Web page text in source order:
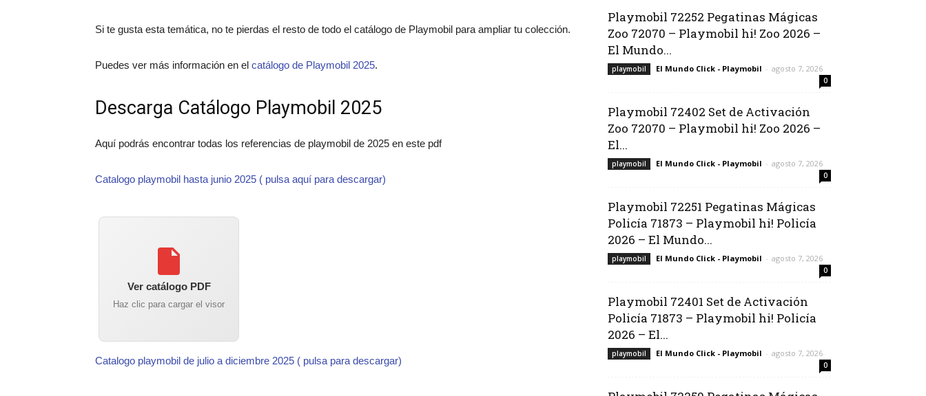
Si te gusta esta temática, no te pierdas el resto de todo el catálogo de Playmobil para ampliar tu colección.
Puedes ver más información en el catálogo de Playmobil 2025.
Descarga Catálogo Playmobil 2025
Aquí podrás encontrar todas los referencias de playmobil de 2025 en este pdf
Catalogo playmobil hasta junio 2025 ( pulsa aquí para descargar)
Ver catálogo PDF
Haz clic para cargar el visor
Catalogo playmobil de julio a diciembre 2025 ( pulsa para descargar)
Playmobil 72252 Pegatinas Mágicas
Zoo 72070 – Playmobil hi! Zoo 2026 –
El Mundo...
playmobil El Mundo Click - Playmobil - agosto 7, 2026
0
Playmobil 72402 Set de Activación
Zoo 72070 – Playmobil hi! Zoo 2026 –
El...
playmobil El Mundo Click - Playmobil - agosto 7, 2026
0
Playmobil 72251 Pegatinas Mágicas
Policía 71873 – Playmobil hi! Policía
2026 – El Mundo...
playmobil El Mundo Click - Playmobil - agosto 7, 2026
0
Playmobil 72401 Set de Activación
Policía 71873 – Playmobil hi! Policía
2026 – El...
playmobil El Mundo Click - Playmobil - agosto 7, 2026
0